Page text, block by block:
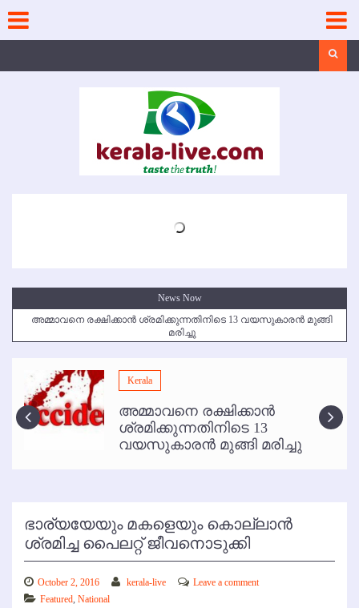
content
News Now
അമ്മാവനെ രക്ഷിക്കാന്‍ ശ്രമിക്കുന്നതിനിടെ 13 വയസുകാരന്‍ മുങ്ങി
മരിച്ചു
മമ്പുറം ആണ്ടു നേര്‍ച്ച ജൂണ്‍ 17 മുതല്‍
ഇനി രമേശ് പിഷാരടി സ്റ്റേജ് ഷോകള്‍ക്ക് ഇല്ല
കോഴിക്കോട് വിമാനത്താവളത്തില്‍ അനധികൃത പാര്‍ക്കിംഗ് പിരിവ് :
പരാതി തള്ളി
Kerala
അമ്മാവനെ രക്ഷിക്കാന്‍
ശ്രമിക്കുന്നതിനിടെ 13
വയസുകാരന്‍ മുങ്ങി മരിച്ചു
ഭാര്യയേയും മകളെയും കൊല്ലാന്‍
ശ്രമിച്ച പൈലറ്റ് ജീവനൊടുക്കി
October 2, 2016 kerala-live
Leave a comment
Featured National